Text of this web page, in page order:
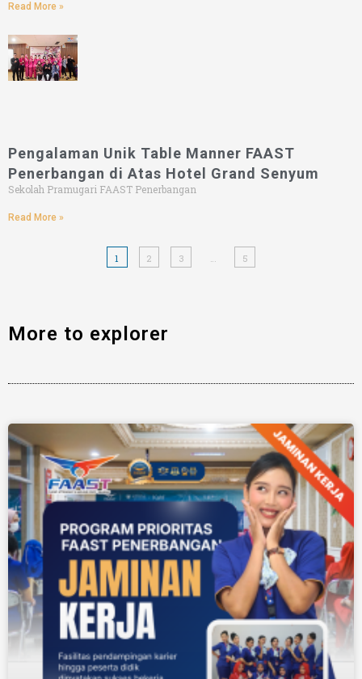
Read More »
Pengalaman Unik Table Manner FAAST
Penerbangan di Atas Hotel Grand Senyum
Sekolah Pramugari FAAST Penerbangan
Read More »
1 2 3 5
More to explorer